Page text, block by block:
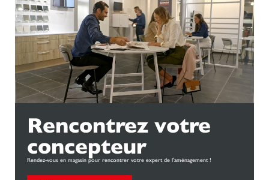
Rencontrez votre
concepteur
Rendez-vous en magasin pour rencontrer votre expert de l'aménagement !